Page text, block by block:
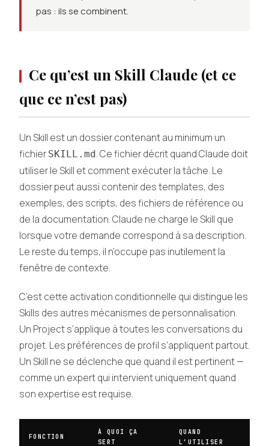
pas : ils se combinent.
Ce qu’est un Skill Claude (et ce
que ce n’est pas)
Un Skill est un dossier contenant au minimum un
fichier SKILL.md . Ce fichier décrit quand Claude doit
utiliser le Skill et comment exécuter la tâche. Le
dossier peut aussi contenir des templates, des
exemples, des scripts, des fichiers de référence ou
de la documentation. Claude ne charge le Skill que
lorsque votre demande correspond à sa description.
Le reste du temps, il n’occupe pas inutilement la
fenêtre de contexte.
C’est cette activation conditionnelle qui distingue les
Skills des autres mécanismes de personnalisation.
Un Project s’applique à toutes les conversations du
projet. Les préférences de profil s’appliquent partout.
Un Skill ne se déclenche que quand il est pertinent —
comme un expert qui intervient uniquement quand
son expertise est requise.
FONCTION
À QUOI ÇA
SERT
QUAND
L’UTILISER